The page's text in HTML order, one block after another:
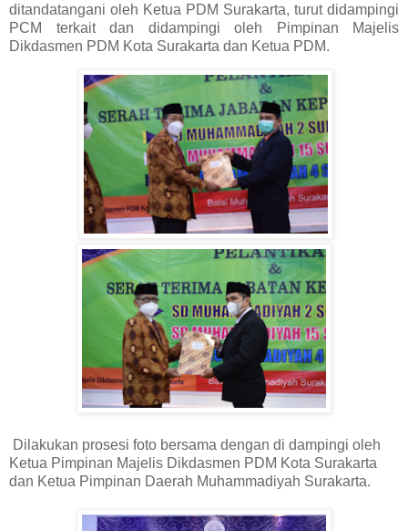
ditandatangani oleh Ketua PDM Surakarta, turut didampingi
PCM terkait dan didampingi oleh Pimpinan Majelis
Dikdasmen PDM Kota Surakarta dan Ketua PDM.
Dilakukan prosesi foto bersama dengan di dampingi oleh
Ketua Pimpinan Majelis Dikdasmen PDM Kota Surakarta
dan Ketua Pimpinan Daerah Muhammadiyah Surakarta.